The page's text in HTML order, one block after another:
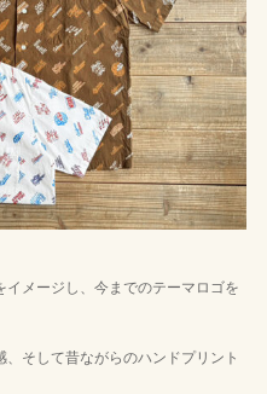
メージし、今までのテーマロゴを
そして昔ながらのハンドプリント